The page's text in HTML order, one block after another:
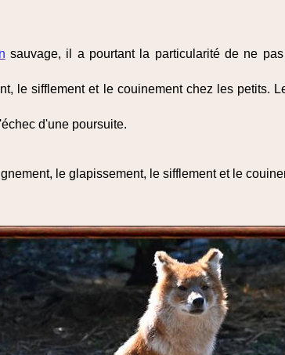
sauvage, il a pourtant la particularité de ne
le sifflement et le couinement chez les petits.
d'une poursuite.
le glapissement, le sifflement et le